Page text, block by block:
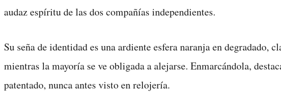
audaz espíritu de las dos compañías independientes.
Su seña de identidad es una ardiente esfera naranja en
mientras la mayoría se ve obligada a alejarse. Enmarcándola,
patentado, nunca antes visto en relojería.